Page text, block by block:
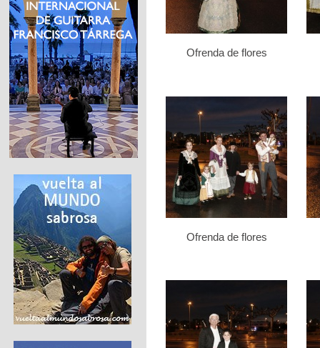
Ofrenda de flores
Ofrenda de flores